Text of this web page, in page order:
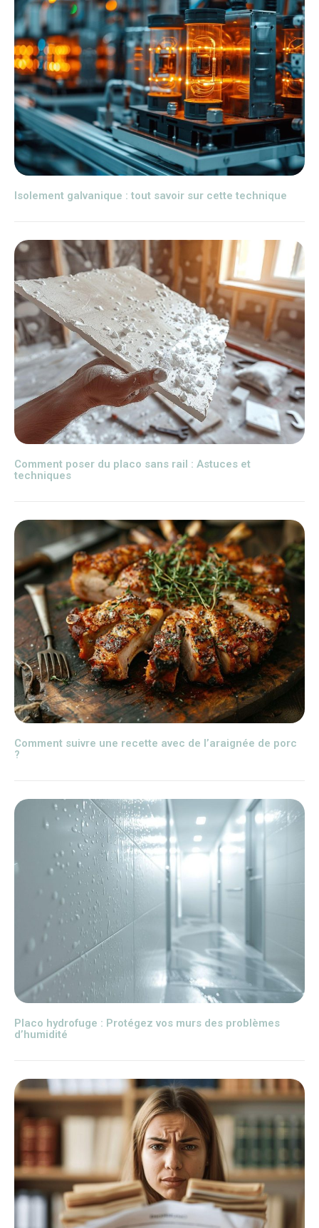
Isolement galvanique : tout savoir sur cette technique
Comment poser du placo sans rail : Astuces et
techniques
Comment suivre une recette avec de l’araignée de porc
?
Placo hydrofuge : Protégez vos murs des problèmes
d’humidité